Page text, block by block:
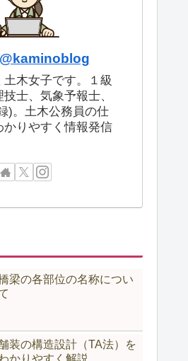
木女子です。１級
士、気象予報士、
)。土木公務員の仕
かりやすく情報発信
梁の各部位の名称につい
装の構造設計（TA法）を